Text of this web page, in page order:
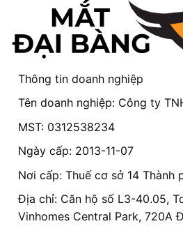
Thông tin doanh nghiệp
Tên doanh nghiệp: Công ty
MST: 0312538234
Ngày cấp: 2013-11-07
Nơi cấp: Thuế cơ sở 14 Thành
Địa chỉ: Căn hộ số L3-40.05,
Vinhomes Central Park, 720A